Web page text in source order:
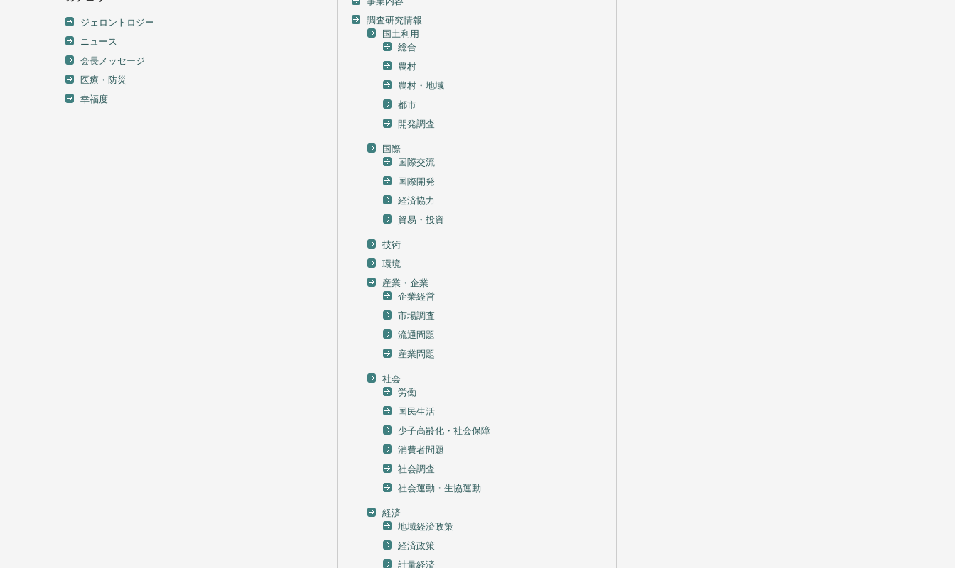
ジェロントロジー
ニュース
会長メッセージ
医療・防災
幸福度
調査研究情報
国土利用
総合
農村
農村・地域
都市
開発調査
国際
国際交流
国際開発
経済協力
貿易・投資
技術
環境
産業・企業
企業経営
市場調査
流通問題
産業問題
社会
労働
国民生活
少子高齢化・社会保障
消費者問題
社会調査
社会運動・生協運動
経済
地域経済政策
経済政策
計量経済